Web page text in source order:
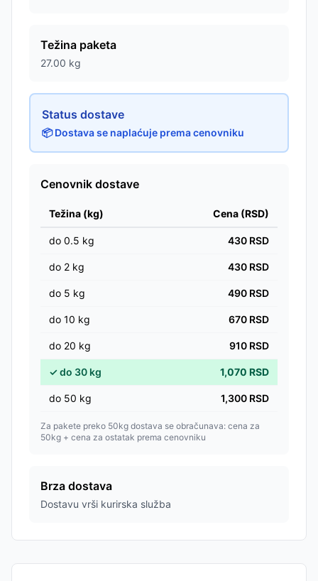
Težina paketa
27.00 kg
Status dostave
📦 Dostava se naplaćuje prema cenovniku
Cenovnik dostave
Težina (kg) Cena (RSD)
do 0.5 kg 430 RSD
do 2 kg 430 RSD
do 5 kg 490 RSD
do 10 kg 670 RSD
do 20 kg 910 RSD
✓do 30 kg 1,070 RSD
do 50 kg 1,300 RSD
Za pakete preko 50kg dostava se obračunava: cena za
50kg + cena za ostatak prema cenovniku
Brza dostava
Dostavu vrši kurirska služba